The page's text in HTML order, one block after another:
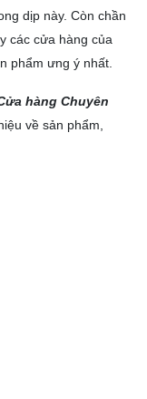
dịp này. Còn chần
các cửa hàng của
phẩm ưng ý nhất.
hàng Chuyên
về sản phẩm,